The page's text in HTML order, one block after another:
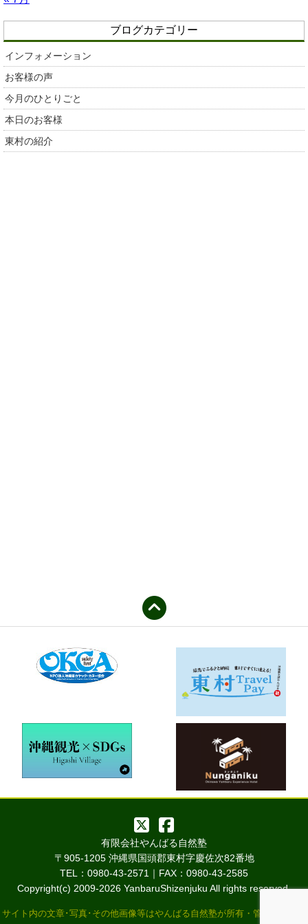
ブログカテゴリー
インフォメーション
お客様の声
今月のひとりごと
本日のお客様
東村の紹介
有限会社やんばる自然塾
〒905-1205 沖縄県国頭郡東村字慶佐次82番地
TEL：0980-43-2571｜FAX：0980-43-2585
Copyright(c) 2009-2026 YanbaruShizenjuku All rights reserved.
サイト内の文章･写真･その他画像等はやんばる自然塾が所有・管理していま